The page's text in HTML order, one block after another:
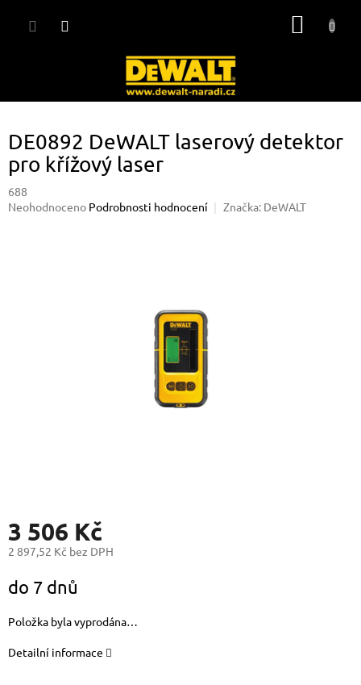
DE0892 DeWALT laserový detektor
pro křížový laser
688
Průměrné
Neohodnoceno Podrobnosti hodnocení Značka: DeWALT
3 506 Kč
2 897,52 Kč bez DPH
cena:
do 7 dnů
Položka byla vyprodána…
Detailní informace